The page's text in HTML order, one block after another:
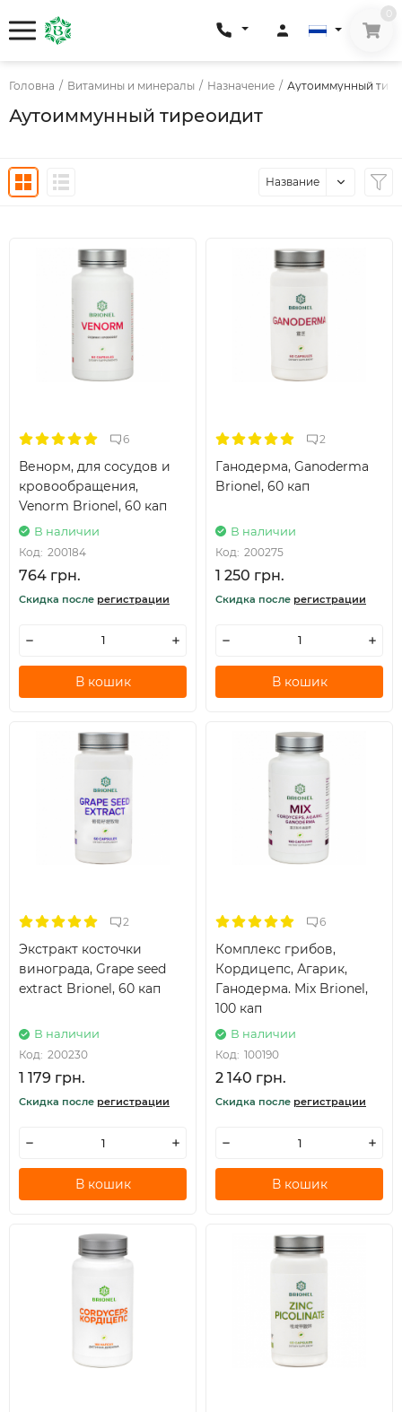
Головна / Витамины и минералы / Назначение / Аутоиммунный
Аутоиммунный тиреоидит
Название
6
Венорм, для сосудов и
кровообращения,
Venorm Brionel, 60 кап
В наличии
Код: 200184
764 грн.
Скидка после регистрации
В кошик
2
Ганодерма, Ganoderma
Brionel, 60 кап
В наличии
Код: 200275
1 250 грн.
Скидка после регистрации
В кошик
2
Экстракт косточки
винограда, Grape seed
extract Brionel, 60 кап
В наличии
Код: 200230
1 179 грн.
Скидка после регистрации
В кошик
6
Комплекс грибов,
Кордицепс, Агарик,
Ганодерма. Mix Brionel,
100 кап
В наличии
Код: 100190
2 140 грн.
Скидка после регистрации
В кошик